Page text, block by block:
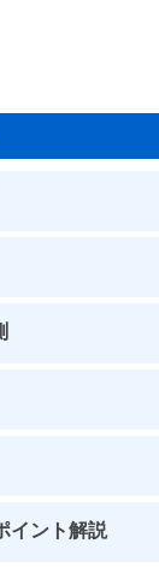
イント解説